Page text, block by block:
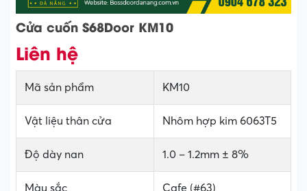
Cửa cuốn S68Door KM10
Liên hệ
Mã sản phẩm KM10
Vật liệu thân cửa Nhôm hợp kim 6063T5
Độ dày nan 1.0 – 1.2mm ± 8%
Màu sắc Cafe (#63)